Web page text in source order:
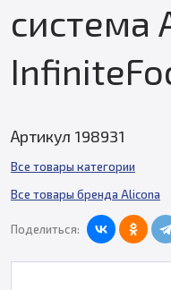
система
Артикул 198931
Все товары категории
Все товары бренда Alicona
Поделиться: